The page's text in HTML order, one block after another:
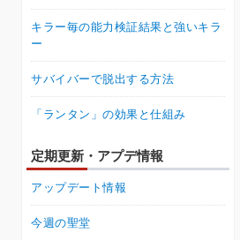
キラー毎の能力検証結果と強いキラ
ー
サバイバーで脱出する方法
「ランタン」の効果と仕組み
定期更新・アプデ情報
アップデート情報
今週の聖堂